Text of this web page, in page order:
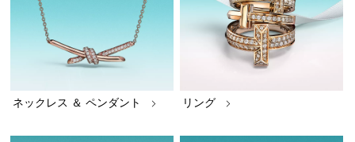
ネックレス ＆ ペンダント リング